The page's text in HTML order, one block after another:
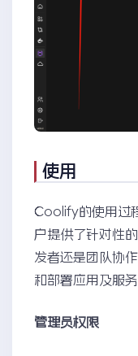
使用
Coolify的使用过
户提供了针对性
发者还是团队协
和部署应用及服务
管理员权限